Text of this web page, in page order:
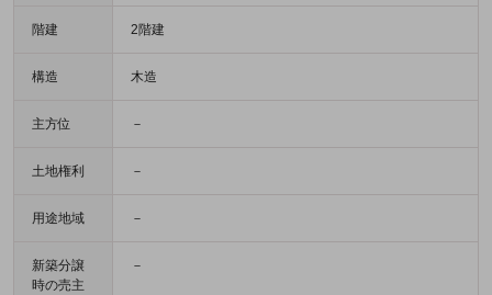
階建 2階建
構造 木造
主方位 －
土地権利 －
用途地域 －
新築分譲
時の売主
－